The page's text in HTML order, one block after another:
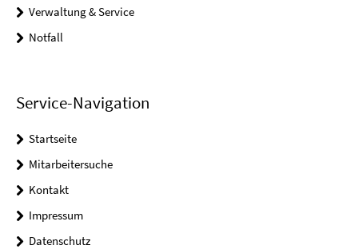
Verwaltung & Service
Notfall
Service-Navigation
Startseite
Mitarbeitersuche
Kontakt
Impressum
Datenschutz